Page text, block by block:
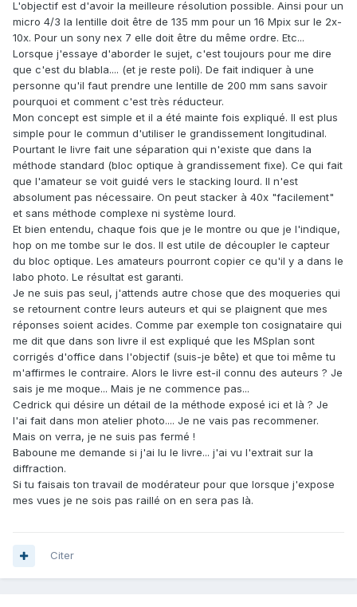
L'objectif est d'avoir la meilleure résolution possible. Ainsi pour un
micro 4/3 la lentille doit être de 135 mm pour un 16 Mpix sur le 2x-
10x. Pour un sony nex 7 elle doit être du même ordre. Etc...
Lorsque j'essaye d'aborder le sujet, c'est toujours pour me dire
que c'est du blabla.... (et je reste poli). De fait indiquer à une
personne qu'il faut prendre une lentille de 200 mm sans savoir
pourquoi et comment c'est très réducteur.
Mon concept est simple et il a été mainte fois expliqué. Il est plus
simple pour le commun d'utiliser le grandissement longitudinal.
Pourtant le livre fait une séparation qui n'existe que dans la
méthode standard (bloc optique à grandissement fixe). Ce qui fait
que l'amateur se voit guidé vers le stacking lourd. Il n'est
absolument pas nécessaire. On peut stacker à 40x "facilement"
et sans méthode complexe ni système lourd.
Et bien entendu, chaque fois que je le montre ou que je l'indique,
hop on me tombe sur le dos. Il est utile de découpler le capteur
du bloc optique. Les amateurs pourront copier ce qu'il y a dans le
labo photo. Le résultat est garanti.
Je ne suis pas seul, j'attends autre chose que des moqueries qui
se retournent contre leurs auteurs et qui se plaignent que mes
réponses soient acides. Comme par exemple ton cosignataire qui
me dit que dans son livre il est expliqué que les MSplan sont
corrigés d'office dans l'objectif (suis-je bête) et que toi même tu
m'affirmes le contraire. Alors le livre est-il connu des auteurs ? Je
sais je me moque... Mais je ne commence pas...
Cedrick qui désire un détail de la méthode exposé ici et là ? Je
l'ai fait dans mon atelier photo.... Je ne vais pas recommener.
Mais on verra, je ne suis pas fermé !
Baboune me demande si j'ai lu le livre... j'ai vu l'extrait sur la
diffraction.
Si tu faisais ton travail de modérateur pour que lorsque j'expose
mes vues je ne sois pas raillé on en sera pas là.
Citer